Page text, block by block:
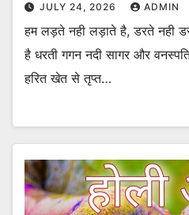
JULY 24, 2026 ADMIN
हम लड़ते नही लड़ाते है, डरते नही
है धरती गगन नदी सागर और
हरित खेत से तृप्त…